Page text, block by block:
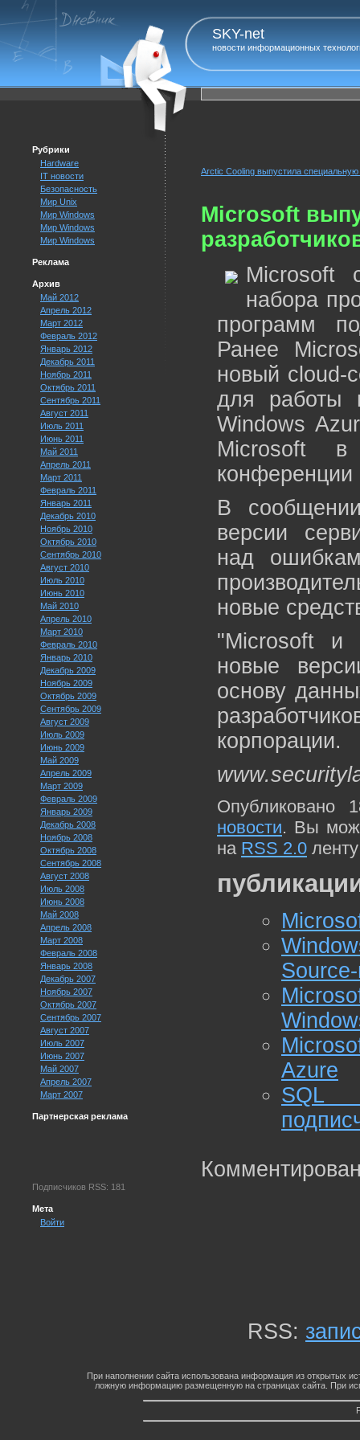
SKY-net
новости информационных
Рубрики
Hardware
IT новости
Безопасность
Мир Unix
Мир Windows
Мир Windows
Мир Windows
Реклама
Архив
Май 2012
Апрель 2012
Март 2012
Февраль 2012
Январь 2012
Декабрь 2011
Ноябрь 2011
Октябрь 2011
Сентябрь 2011
Август 2011
Июль 2011
Июнь 2011
Май 2011
Апрель 2011
Март 2011
Февраль 2011
Январь 2011
Декабрь 2010
Ноябрь 2010
Октябрь 2010
Сентябрь 2010
Август 2010
Июль 2010
Июнь 2010
Май 2010
Апрель 2010
Март 2010
Февраль 2010
Январь 2010
Декабрь 2009
Ноябрь 2009
Октябрь 2009
Сентябрь 2009
Август 2009
Июль 2009
Июнь 2009
Май 2009
Апрель 2009
Март 2009
Февраль 2009
Январь 2009
Декабрь 2008
Ноябрь 2008
Октябрь 2008
Сентябрь 2008
Август 2008
Июль 2008
Июнь 2008
Май 2008
Апрель 2008
Март 2008
Февраль 2008
Январь 2008
Декабрь 2007
Ноябрь 2007
Октябрь 2007
Сентябрь 2007
Август 2007
Июль 2007
Июнь 2007
Май 2007
Апрель 2007
Март 2007
Партнерская реклама
Подписчиков RSS: 181
Мета
Войти
Arctic Cooling выпустила
Microsoft
Microsoft
набора
программ
Ранее
новый cloud-
для работы
Windows
Microsoft
конференции
В
версии
над
новые
"Microsoft и
новые
основу
корпорации.
Опубликовано
новости. Вы
на RSS 2.0
Azure
SQL
RSS:
При наполнении сайта использована информация из открытых
ложную информацию размещенную на страницах сайта. При